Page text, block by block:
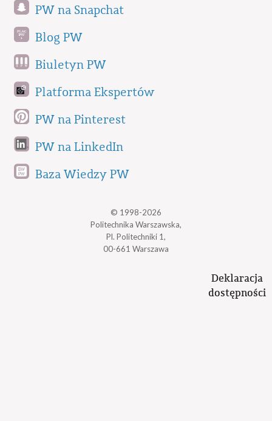
PW na Snapchat
Blog PW
Biuletyn PW
Platforma Ekspertów
PW na Pinterest
PW na LinkedIn
Baza Wiedzy PW
© 1998-2026
Politechnika Warszawska,
Pl. Politechniki 1,
00-661 Warszawa
Deklaracja
dostępności